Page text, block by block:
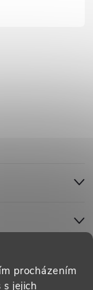
procházením
jejich